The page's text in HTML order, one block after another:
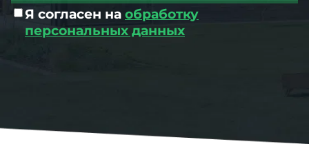
Я согласен на обработку
персональных данных